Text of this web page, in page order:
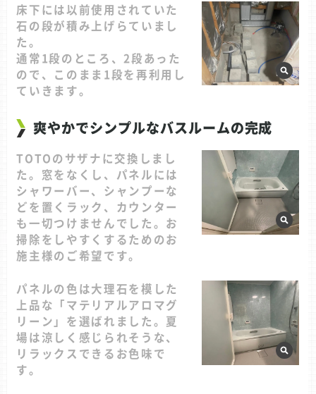
床下には以前使用されていた
石の段が積み上げらていまし
た。
通常1段のところ、2段あった
ので、このまま1段を再利用し
ていきます。
爽やかでシンプルなバスルームの完成
TOTOのサザナに交換しまし
た。窓をなくし、パネルには
シャワーバー、シャンプーな
どを置くラック、カウンター
も一切つけませんでした。お
掃除をしやすくするためのお
施主様のご希望です。
パネルの色は大理石を模した
上品な「マテリアルアロマグ
リーン」を選ばれました。夏
場は涼しく感じられそうな、
リラックスできるお色味で
す。